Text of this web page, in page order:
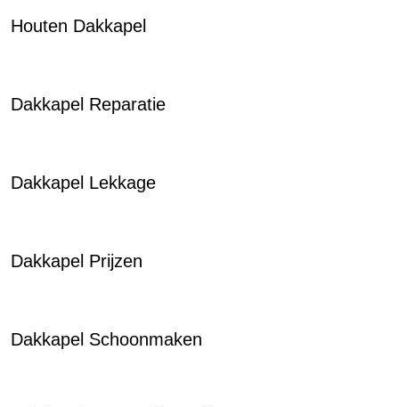
Houten Dakkapel
Dakkapel Reparatie
Dakkapel Lekkage
Dakkapel Prijzen
Dakkapel Schoonmaken